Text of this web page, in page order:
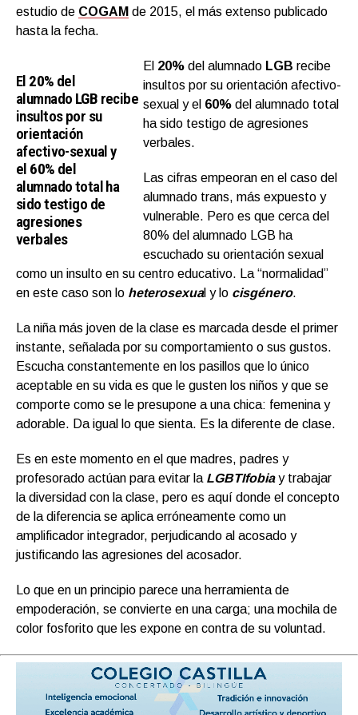
estudio de COGAM de 2015, el más extenso publicado
hasta la fecha.
El 20% del
alumnado LGB recibe
insultos por su
orientación
afectivo-sexual y
el 60% del
alumnado total ha
sido testigo de
agresiones
verbales
El 20% del alumnado LGB recibe
insultos por su orientación afectivo-
sexual y el 60% del alumnado total
ha sido testigo de agresiones
verbales.
Las cifras empeoran en el caso del
alumnado trans, más expuesto y
vulnerable. Pero es que cerca del
80% del alumnado LGB ha
escuchado su orientación sexual
como un insulto en su centro educativo. La “normalidad”
en este caso son lo heterosexual y lo cisgénero.
La niña más joven de la clase es marcada desde el primer
instante, señalada por su comportamiento o sus gustos.
Escucha constantemente en los pasillos que lo único
aceptable en su vida es que le gusten los niños y que se
comporte como se le presupone a una chica: femenina y
adorable. Da igual lo que sienta. Es la diferente de clase.
Es en este momento en el que madres, padres y
profesorado actúan para evitar la LGBTIfobia y trabajar
la diversidad con la clase, pero es aquí donde el concepto
de la diferencia se aplica erróneamente como un
amplificador integrador, perjudicando al acosado y
justificando las agresiones del acosador.
Lo que en un principio parece una herramienta de
empoderación, se convierte en una carga; una mochila de
color fosforito que les expone en contra de su voluntad.